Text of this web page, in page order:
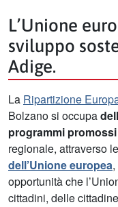
L’Unione
sviluppo
Adige.
La Ripartizione
Bolzano si occupa
programmi promossi
regionale, attraverso
dell’Unione europea
opportunità che
cittadini, delle